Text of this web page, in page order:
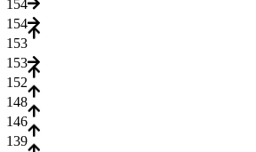
154
154
153
153
152
148
146
139